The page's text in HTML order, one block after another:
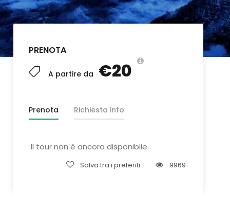
PRENOTA
A partire da €20
Prenota Richiesta info
Il tour non è ancora disponibile.
Salva tra i preferiti 9969